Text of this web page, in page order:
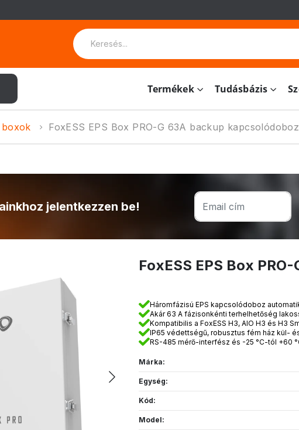
Termékek Tudásbázis
FoxESS EPS Box PRO-G 63A backup kapcsolódoboz
jelentkezzen be!
FoxESS EPS Box
Háromfázisú EPS kapcsolódoboz
Akár 63 A fázisonkénti terhelhetőség
Kompatibilis a FoxESS H3, AIO H3 és H3
IP65 védettségű, robusztus fém ház kül-
RS-485 mérő-interfész és -25 °C-tól +60
Márka:
Egység:
Kód:
Model: